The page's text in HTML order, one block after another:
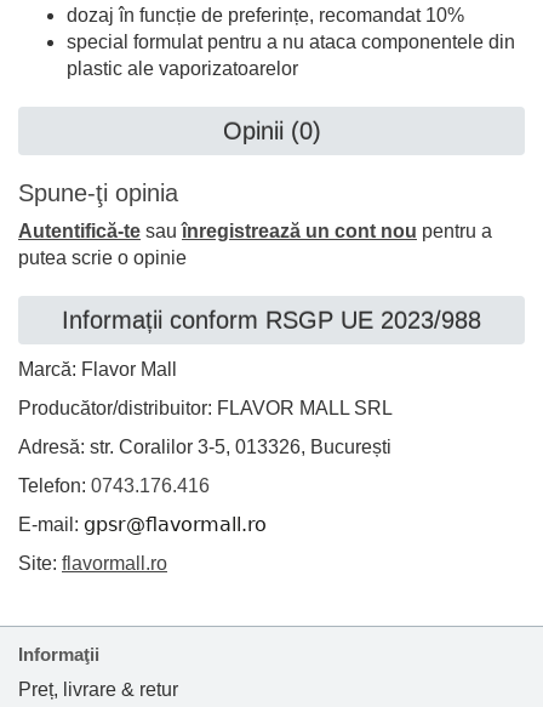
dozaj în funcție de preferințe, recomandat 10%
special formulat pentru a nu ataca componentele din
plastic ale vaporizatoarelor
Opinii (0)
Spune-ţi opinia
Autentifică-te sauînregistrează un cont nou pentru a
putea scrie o opinie
Informații conform RSGP UE 2023/988
Marcă: Flavor Mall
Producător/distribuitor: FLAVOR MALL SRL
Adresă: str. Coralilor 3-5, 013326, București
Telefon: 0743.176.416
E-mail:
Site: flavormall.ro
Informaţii
Preț, livrare & retur